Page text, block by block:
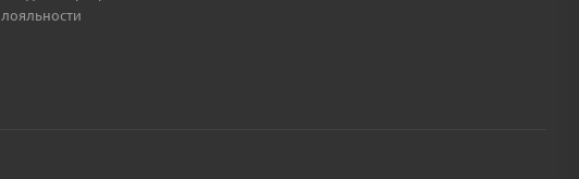
лояльности